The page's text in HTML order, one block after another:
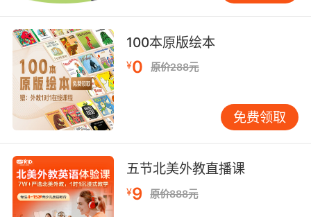
100本原版绘本
¥0 原价288元
免费领取
五节北美外教直播课
¥9 原价888元